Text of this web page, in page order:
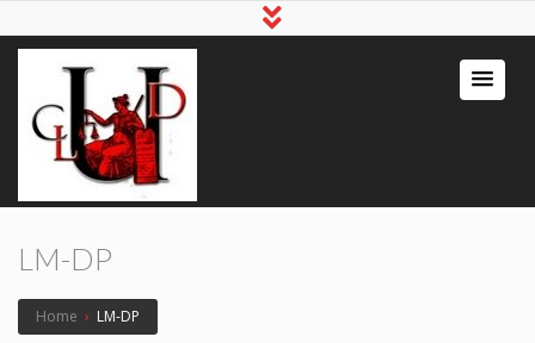
LM-DP
Home › LM-DP